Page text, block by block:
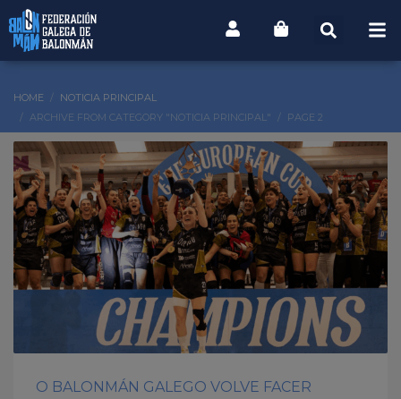
HOME
NOTICIA PRINCIPAL
ARCHIVE FROM CATEGORY "NOTICIA PRINCIPAL"
PAGE 2
O BALONMÁN GALEGO VOLVE FACER